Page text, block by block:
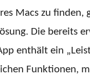
Macs zu finden,
Die bereits
enthält ein
Funktionen,